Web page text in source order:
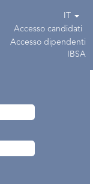
Accesso candidati
Accesso dipendenti
IBSA